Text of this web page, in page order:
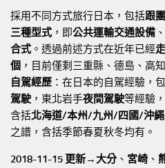
採用不同方式旅行日本，包括跟團
三種型式 ，即公共運輸交通設備 、
合式 。透過前述方式在近年已經
個 ，目前僅剩三重縣、德島、高
自駕經歷 ：在日本的自駕經驗，
駕駛 ，東北岩手夜間駕駛等經驗
含括北海道/本州/九州/四國/沖繩
之譜，含括季節春夏秋冬均有。
2018-11-15 更新→ 大分、 宮崎 、